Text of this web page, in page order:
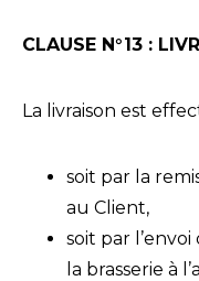
CLAUSE N°13 :
La livraison est
soit par la
au Client,
soit par l’envoi
la brasserie à